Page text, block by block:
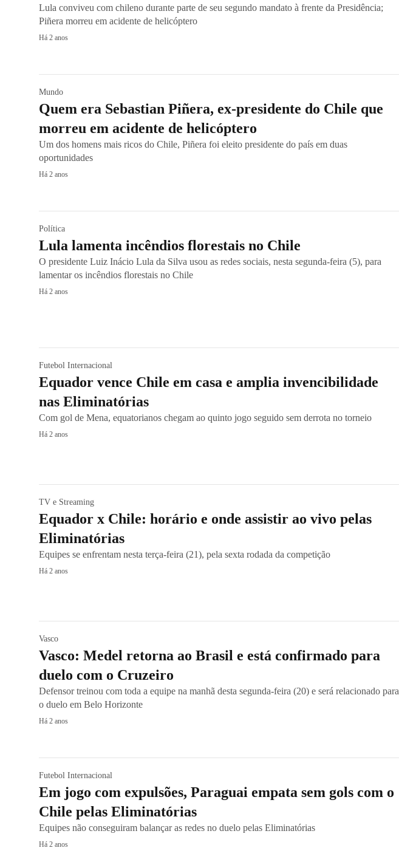
Lula conviveu com chileno durante parte de seu segundo mandato à frente da Presidência;
Piñera morreu em acidente de helicóptero
Há 2 anos
Mundo
Quem era Sebastian Piñera, ex-presidente do Chile que
morreu em acidente de helicóptero
Um dos homens mais ricos do Chile, Piñera foi eleito presidente do país em duas
oportunidades
Há 2 anos
Política
Lula lamenta incêndios florestais no Chile
O presidente Luiz Inácio Lula da Silva usou as redes sociais, nesta segunda-feira (5), para
lamentar os incêndios florestais no Chile
Há 2 anos
Futebol Internacional
Equador vence Chile em casa e amplia invencibilidade
nas Eliminatórias
Com gol de Mena, equatorianos chegam ao quinto jogo seguido sem derrota no torneio
Há 2 anos
TV e Streaming
Equador x Chile: horário e onde assistir ao vivo pelas
Eliminatórias
Equipes se enfrentam nesta terça-feira (21), pela sexta rodada da competição
Há 2 anos
Vasco
Vasco: Medel retorna ao Brasil e está confirmado para
duelo com o Cruzeiro
Defensor treinou com toda a equipe na manhã desta segunda-feira (20) e será relacionado para
o duelo em Belo Horizonte
Há 2 anos
Futebol Internacional
Em jogo com expulsões, Paraguai empata sem gols com o
Chile pelas Eliminatórias
Equipes não conseguiram balançar as redes no duelo pelas Eliminatórias
Há 2 anos